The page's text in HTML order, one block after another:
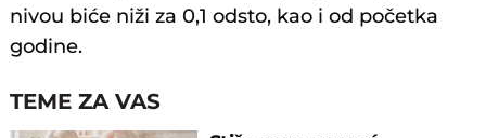
nivou biće niži za 0,1 odsto, kao i od početka
godine.
TEME ZA VAS